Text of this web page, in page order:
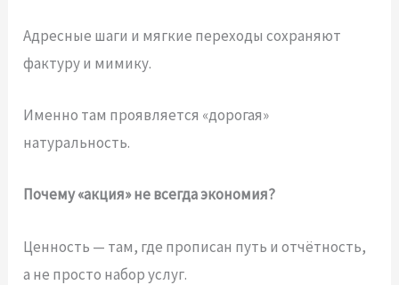
Адресные шаги и мягкие переходы сохраняют
фактуру и мимику.
Именно там проявляется «дорогая»
натуральность.
Почему «акция» не всегда экономия?
Ценность — там, где прописан путь и отчётность,
а не просто набор услуг.